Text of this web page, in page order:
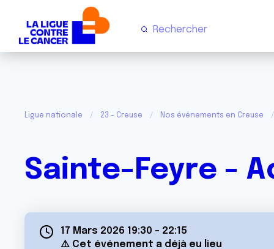
Ligue nationale 23 - Creuse Nos événements en Creuse
Sainte-Feyre -
17 Mars 2026 19:30 - 22:15
⚠️ Cet événement a déjà eu lieu